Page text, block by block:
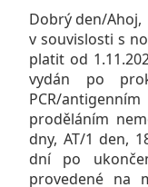
Dobrý den/Ahoj,
v souvislosti s
platit od
vydán po
PCR/
proděláním
dny, AT/1 den,
dní po
provedené na